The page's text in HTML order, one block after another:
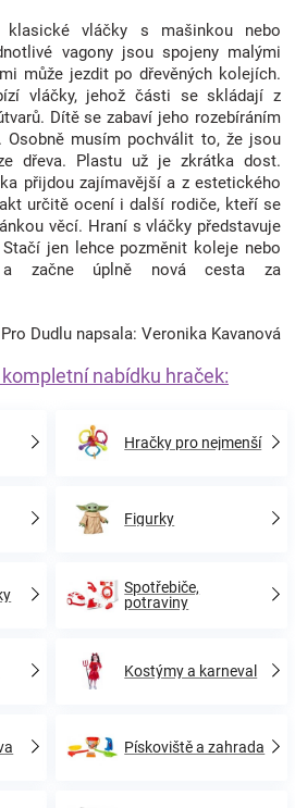
vláčky s mašinkou nebo
vagony jsou spojeny malými
může jezdit po dřevěných kolejích.
vláčky, jehož části se skládají z
Dítě se zabaví jeho rozebíráním
Osobně musím pochválit to, že jsou
dřeva. Plastu už je zkrátka dost.
přijdou zajímavější a z estetického
určitě ocení i další rodiče, kteří se
věcí. Hraní s vláčky představuje
jen lehce pozměnit koleje nebo
začne úplně nová cesta za
Pro Dudlu napsala: Veronika Kavanová
nabídku hraček:
Hračky pro nejmenší
Figurky
Spotřebiče,
potraviny
Kostýmy a karneval
Pískoviště a zahrada